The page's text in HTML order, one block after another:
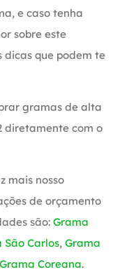
e caso tenha
sobre este
dicas que podem te
gramas de alta
diretamente com o
mais nosso
de orçamento
são: Grama
São Carlos, Grama
Grama Coreana.